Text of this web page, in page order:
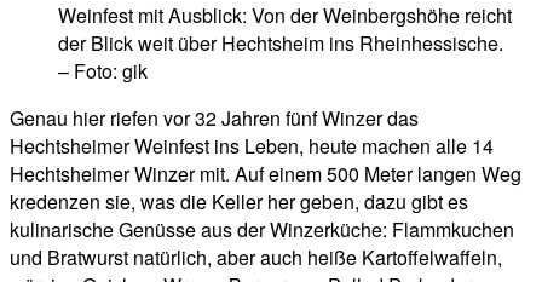
Weinfest mit Ausblick: Von der Weinbergshöhe reicht
der Blick weit über Hechtsheim ins Rheinhessische.
– Foto: gik
Genau hier riefen vor 32 Jahren fünf Winzer das
Hechtsheimer Weinfest ins Leben, heute machen alle 14
Hechtsheimer Winzer mit. Auf einem 500 Meter langen Weg
kredenzen sie, was die Keller her geben, dazu gibt es
kulinarische Genüsse aus der Winzerküche: Flammkuchen
und Bratwurst natürlich, aber auch heiße Kartoffelwaffeln,